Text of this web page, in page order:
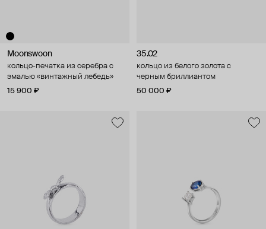
Moonswoon
кольцо-печатка из серебра с
эмалью «винтажный лебедь»
15 900 ₽
35.02
кольцо из белого золота с
черным бриллиантом
50 000 ₽